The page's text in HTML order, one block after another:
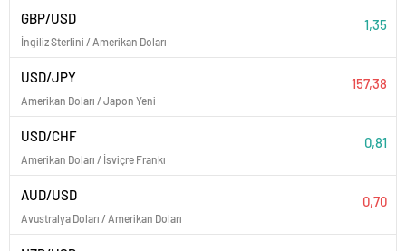
GBP/USD
İngiliz Sterlini / Amerikan Doları
1,35
USD/JPY
Amerikan Doları / Japon Yeni
157,38
USD/CHF
Amerikan Doları / İsviçre Frankı
0,81
AUD/USD
Avustralya Doları / Amerikan Doları
0,70